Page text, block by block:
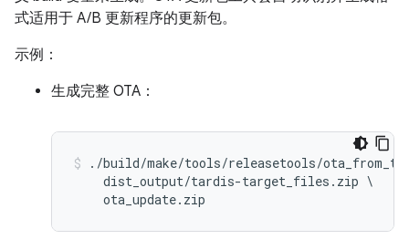
式适用于 A/B 更新程序的更新包。
示例：
生成完整 OTA：
./build/make/tools/releasetools/
    dist_output/tardis-target_files.zip \